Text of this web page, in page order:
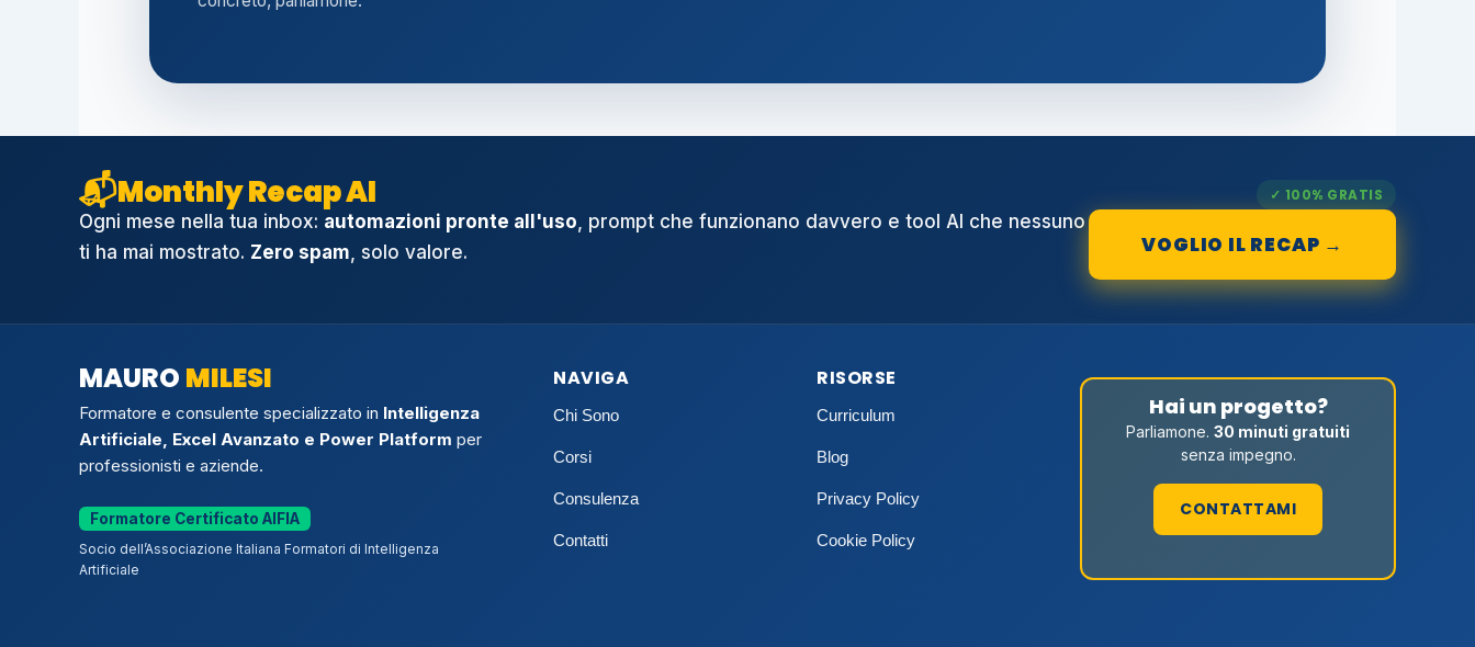
📬Monthly Recap AI
Ogni mese nella tua inbox: automazioni pronte all'uso, prompt che funzionano davvero e tool AI che nessuno
ti ha mai mostrato. Zero spam, solo valore.
✓ 100% GRATIS
VOGLIO IL RECAP →
MAURO MILESI
Formatore e consulente specializzato in Intelligenza
Artificiale, Excel Avanzato e Power Platform per
professionisti e aziende.
Formatore Certificato AIFIA
Socio dell’Associazione Italiana Formatori di Intelligenza
Artificiale
NAVIGA
Chi Sono
Corsi
Consulenza
Contatti
RISORSE
Curriculum
Blog
Privacy Policy
Cookie Policy
Hai un progetto?
Parliamone. 30 minuti gratuiti
senza impegno.
CONTATTAMI